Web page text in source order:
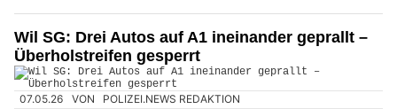
Wil SG: Drei Autos auf A1 ineinander geprallt –
Überholstreifen gesperrt
07.05.26 VON POLIZEI.NEWS REDAKTION